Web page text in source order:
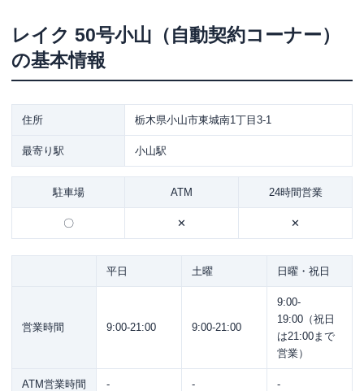
レイク 50号小山（自動契約コーナー）
の基本情報
住所 栃木県小山市東城南1丁目3-1
最寄り駅 小山駅
駐車場 ATM 24時間営業
〇 ✕ ✕
平日 土曜 日曜・祝日
営業時間 9:00-21:00 9:00-21:00
9:00-
19:00（祝日
は21:00まで
営業）
ATM営業時間 - - -